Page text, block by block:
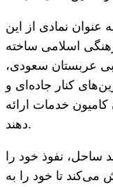
نمادی از این
اسلامی ساخته
عربستان سعودی،
کنار جاده‌ای و
کامیون خدمات ارائه
دهند.
ساحل، نفوذ خود را
می‌کند تا خود را به